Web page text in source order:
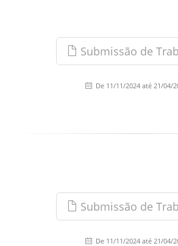
Submissão de
De 11/11/2024 até 21/04/
Submissão de
De 11/11/2024 até 21/04/